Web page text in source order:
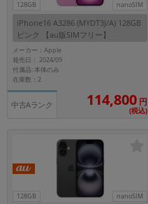
128GB nanoSIM
iPhone16 A3286 (MYDT3J/A) 128GB
ピンク 【au版SIMフリー】
メーカー：Apple
発売日： 2024/09
付属品: 本体のみ
在庫数：2
中古Aランク 114,800 円
(税込)
128GB nanoSIM
機能・特徴
商品の搭載機能による絞り込み
「5G対応」「防水」「ワンセグ」など
ドライブ
ドライブの絞り込み
ランク
CPUの絞り込み
OS